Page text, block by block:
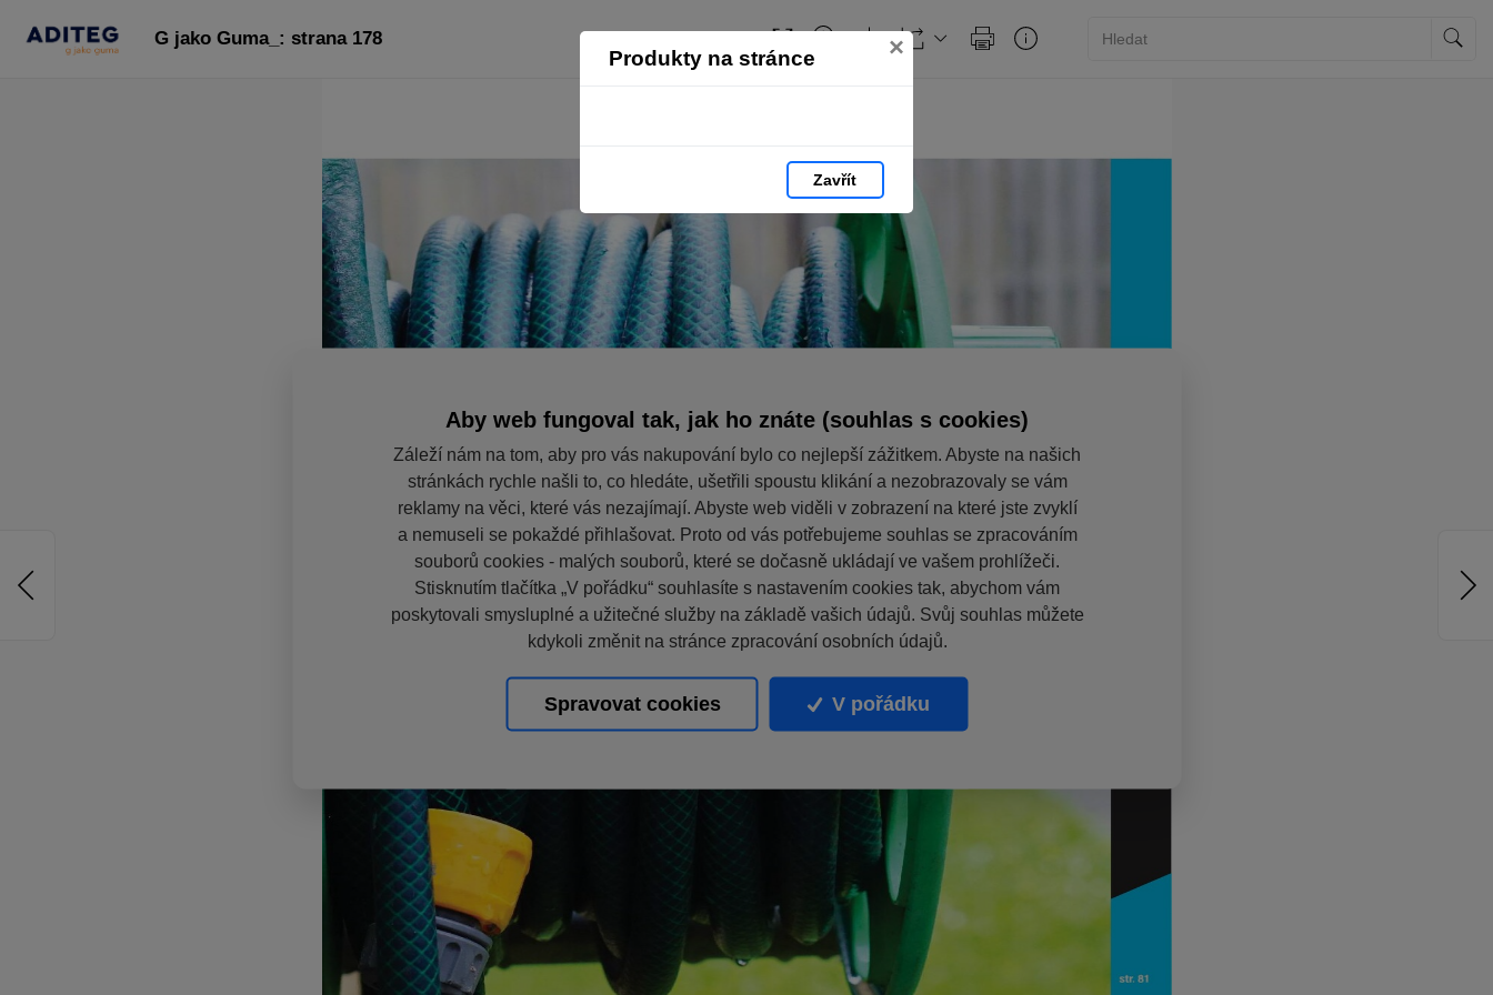
Produkty na stránce ×
Zavřít
G jako Guma_: strana 178
Aby web fungoval tak, jak ho znáte (souhlas s cookies)
Záleží nám na tom, aby pro vás nakupování bylo co nejlepší zážitkem. Abyste na našich
stránkách rychle našli to, co hledáte, ušetřili spoustu klikání a nezobrazovaly se vám
reklamy na věci, které vás nezajímají. Abyste web viděli v zobrazení na které jste zvyklí
a nemuseli se pokaždé přihlašovat. Proto od vás potřebujeme souhlas se zpracováním
souborů cookies - malých souborů, které se dočasně ukládají ve vašem prohlížeči.
Stisknutím tlačítka „V pořádku“ souhlasíte s nastavením cookies tak, abychom vám
poskytovali smysluplné a užitečné služby na základě vašich údajů. Svůj souhlas můžete
kdykoli změnit na stránce zpracování osobních údajů.
Spravovat cookies V pořádku